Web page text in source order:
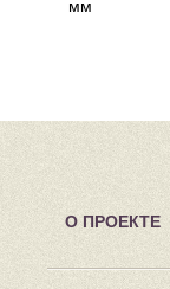
мм
О ПРОЕКТЕ